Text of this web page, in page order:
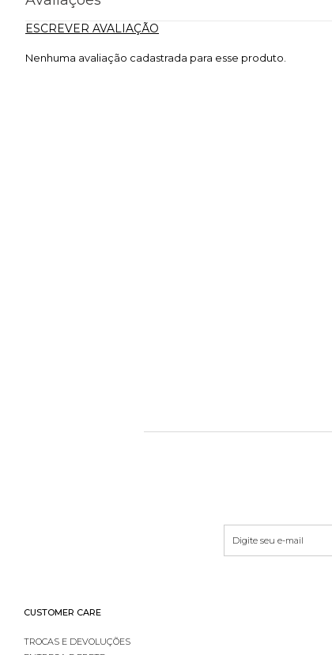
ESCREVER AVALIAÇÃO
Nenhuma avaliação cadastrada para esse produto.
CUSTOMER CARE
TROCAS E DEVOLUÇÕES